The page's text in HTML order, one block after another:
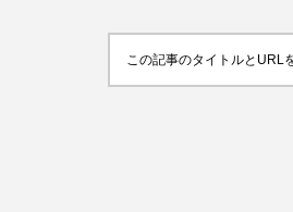
この記事のタイトルとURL